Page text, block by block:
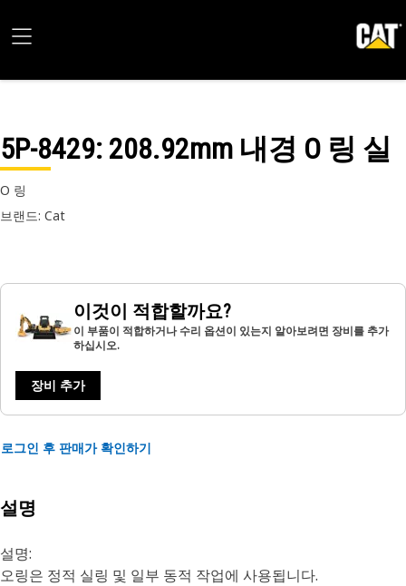
5P-8429: 208.92mm 내경 O 링 실
O 링
브랜드: Cat
이것이 적합할까요?
이 부품이 적합하거나 수리 옵션이 있는지 알아보려면 장비를 추가
하십시오.
장비 추가
로그인 후 판매가 확인하기
설명
설명:
오링은 정적 실링 및 일부 동적 작업에 사용됩니다.